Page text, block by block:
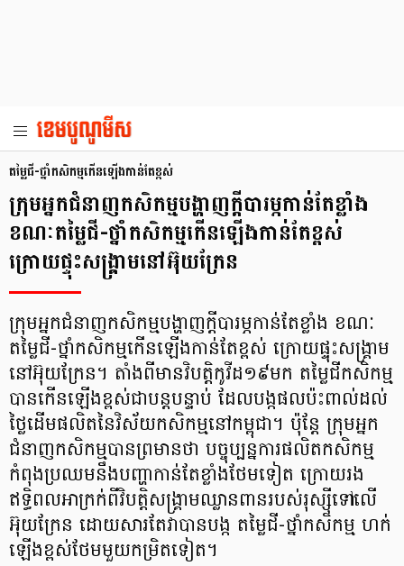
តម្លៃជី-ថ្នាំកសិកម្មកើនឡើងកាន់តែខ្ពស់
ក្រុមអ្នកជំនាញកសិកម្មបង្ហាញក្ដីបារម្ភកាន់តែខ្លាំង
ខណៈតម្លៃជី-ថ្នាំកសិកម្មកើនឡើងកាន់តែខ្ពស់
ក្រោយផ្ទុះសង្គ្រាមនៅអ៊ុយក្រែន
ក្រុមអ្នកជំនាញកសិកម្មបង្ហាញក្ដីបារម្ភកាន់តែខ្លាំង ខណៈ
តម្លៃជី-ថ្នាំកសិកម្មកើនឡើងកាន់តែខ្ពស់ ក្រោយផ្ទុះសង្គ្រាម
នៅអ៊ុយក្រែន។ តាំងពីមានវិបត្តិកូវីដ១៩មក តម្លៃជីកសិកម្ម
បានកើនឡើងខ្ពស់ជាបន្ដបន្ទាប់ ដែលបង្កផលប៉ះពាល់ដល់
ថ្លៃដើមផលិតនៃវិស័យកសិកម្មនៅកម្ពុជា។ ប៉ុន្ដែ ក្រុមអ្នក
ជំនាញកសិកម្មបានព្រមានថា បច្ចុប្បន្នការផលិតកសិកម្ម
កំពុងប្រឈមនឹងបញ្ហាកាន់តែខ្លាំងថែមទៀត ក្រោយរង
ឥទ្ធិពលអាក្រក់ពីវិបត្តិសង្គ្រាមឈ្លានពានរបស់រុស្ស៊ីទៅលើ
អ៊ុយក្រែន ដោយសារតែវាបានបង្ក តម្លៃជី-ថ្នាំកសិកម្ម ហក់
ឡើងខ្ពស់ថែមមួយកម្រិតទៀត។